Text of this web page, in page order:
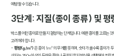
예방할 수 있습니다.
3단계: 지질(종이 종류) 및 평
박스를 어떤 종이로 만들지 결정하는 단계입니다. 예쁜 종이를 고르는
고려해야 합니다.
- 평량(g/㎡) 은 종이 1m² 의 무게를 뜻하며, 숫자가 클수록 종이가